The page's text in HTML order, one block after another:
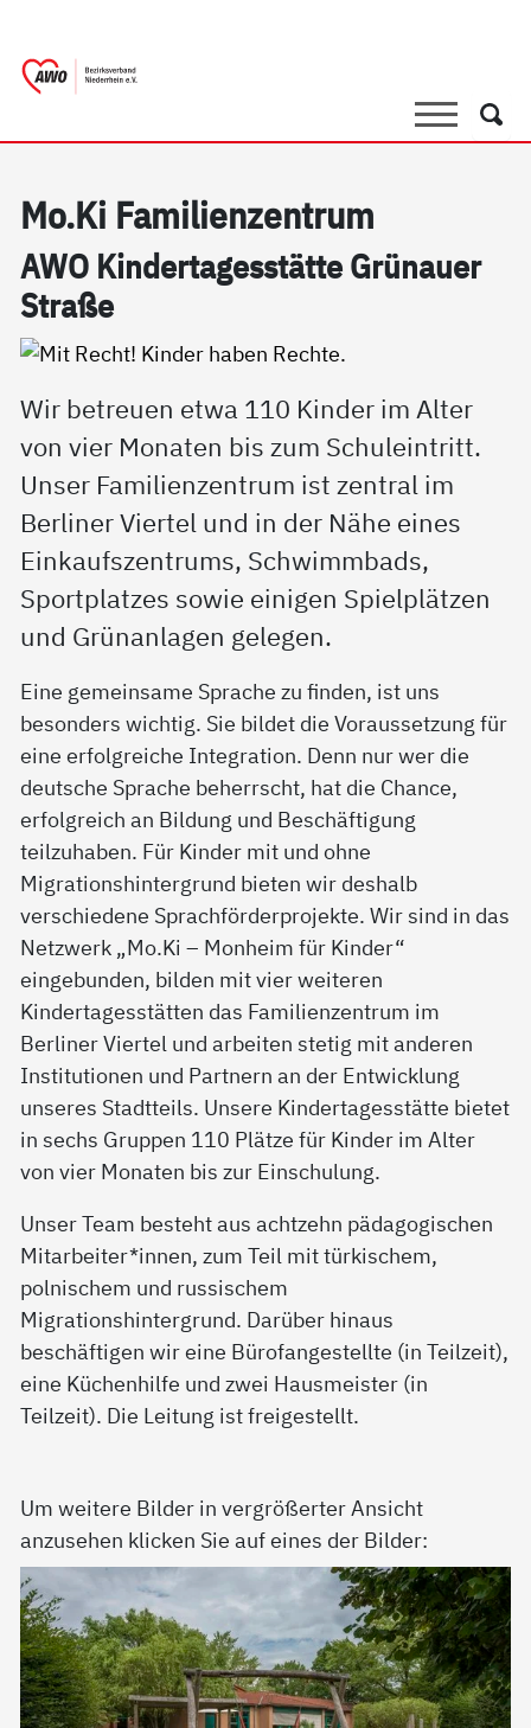
SucheSuche
Mo.Ki Fa­mi­li­en­zen­trum
AWO Kin­der­ta­ges­stät­te Grünau­er
Stra­ße
Wir betreuen etwa 110 Kinder im Alter
von vier Monaten bis zum Schuleintritt.
Unser Familienzentrum ist zentral im
Berliner Viertel und in der Nähe eines
Einkaufszentrums, Schwimmbads,
Sportplatzes sowie einigen Spielplätzen
und Grünanlagen gelegen.
Eine gemeinsame Sprache zu finden, ist uns
besonders wichtig. Sie bildet die Voraussetzung für
eine erfolgreiche Integration. Denn nur wer die
deutsche Sprache beherrscht, hat die Chance,
erfolgreich an Bildung und Beschäftigung
teilzuhaben. Für Kinder mit und ohne
Migrationshintergrund bieten wir deshalb
verschiedene Sprachförderprojekte. Wir sind in das
Netzwerk „Mo.Ki – Monheim für Kinder“
eingebunden, bilden mit vier weiteren
Kindertagesstätten das Familienzentrum im
Berliner Viertel und arbeiten stetig mit anderen
Institutionen und Partnern an der Entwicklung
unseres Stadtteils. Unsere Kindertagesstätte bietet
in sechs Gruppen 110 Plätze für Kinder im Alter
von vier Monaten bis zur Einschulung.
Unser Team besteht aus achtzehn pädagogischen
Mitarbeiter*innen, zum Teil mit türkischem,
polnischem und russischem
Migrationshintergrund. Darüber hinaus
beschäftigen wir eine Bürofangestellte (in Teilzeit),
eine Küchenhilfe und zwei Hausmeister (in
Teilzeit). Die Leitung ist freigestellt.
Um weitere Bilder in vergrößerter Ansicht
anzusehen klicken Sie auf eines der Bilder: